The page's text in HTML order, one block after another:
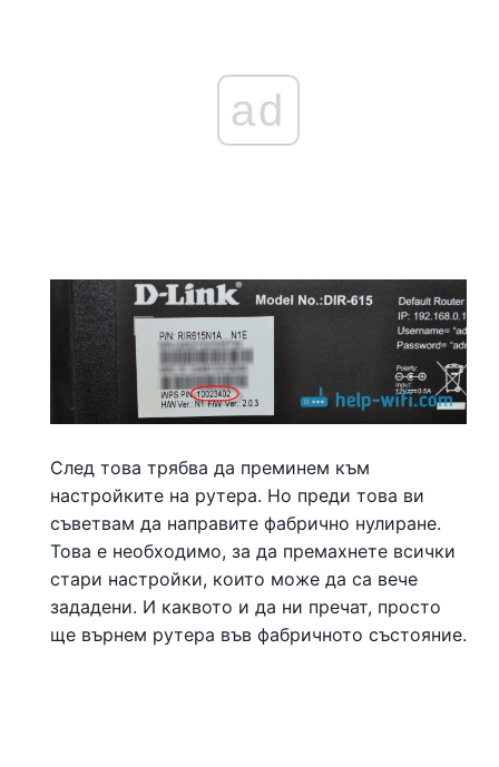
ad
След това трябва да преминем към
настройките на рутера. Но преди това ви
съветвам да направите фабрично нулиране.
Това е необходимо, за да премахнете всички
стари настройки, които може да са вече
зададени. И каквото и да ни пречат, просто
ще върнем рутера във фабричното състояние.